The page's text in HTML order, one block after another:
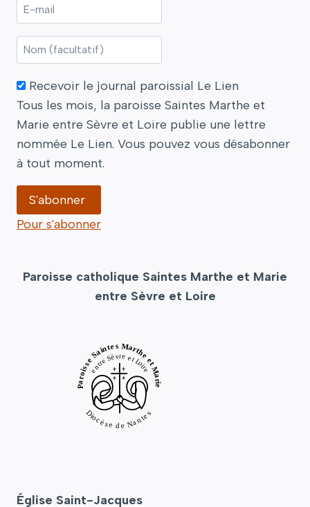
Recevoir le journal paroissial Le Lien
Tous les mois, la paroisse Saintes Marthe et
Marie entre Sèvre et Loire publie une lettre
nommée Le Lien. Vous pouvez vous désabonner
à tout moment.
Pour s'abonner
Paroisse catholique Saintes Marthe et Marie
entre Sèvre et Loire
Église Saint-Jacques